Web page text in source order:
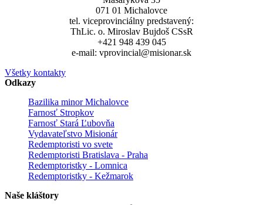
071 01 Michalovce
tel. viceprovinciálny predstavený:
ThLic. o. Miroslav Bujdoš CSsR
+421 948 439 045
e-mail: vprovincial@misionar.sk
Všetky kontakty
Odkazy
Bazilika minor Michalovce
Farnosť Stropkov
Farnosť Stará Ľubovňa
Vydavateľstvo Misionár
Redemptoristi vo svete
Redemptoristi Bratislava - Praha
Redemptoristky - Lomnica
Redemptoristky - Kežmarok
Naše kláštory